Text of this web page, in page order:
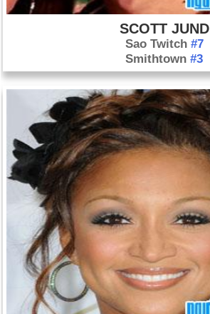
SCOTT JUND
Sao Twitch #7
Smithtown #3